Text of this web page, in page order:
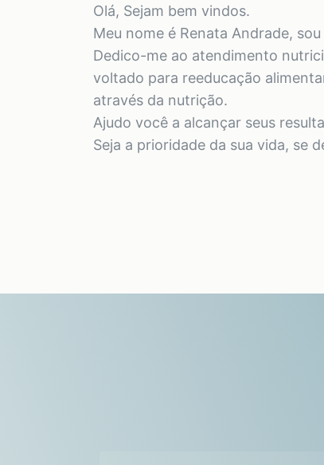
Olá, Sejam bem vindos.
Meu nome é Renata Andrade,
Dedico-me ao atendimento
voltado para reeducação
através da nutrição.
Ajudo você a alcançar seus
Seja a prioridade da sua vida, se